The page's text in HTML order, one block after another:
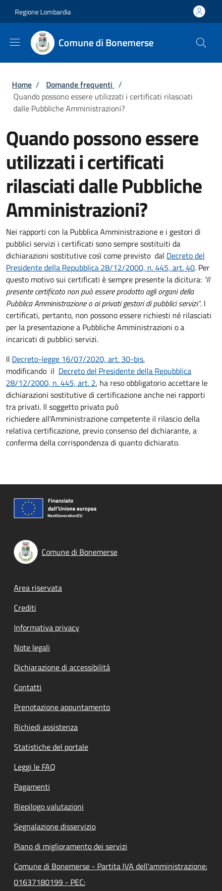
Regione Lombardia
Comune di Bonemerse
Briciole di pane
Home / Domande frequenti /
Quando possono essere utilizzati i certificati rilasciati
dalle Pubbliche Amministrazioni?
Quando possono essere
utilizzati i certificati
rilasciati dalle Pubbliche
Amministrazioni?
Nei rapporti con la Pubblica Amministrazione e i gestori di
pubblici servizi i certificati sono sempre sostituiti da
dichiarazioni sostitutive così come previsto dal Decreto del
Presidente della Repubblica 28/12/2000, n. 445, art. 40. Per
questo motivo sui certificati è sempre presente la dicitura: "Il
presente certificato non può essere prodotto agli organi della
Pubblica Amministrazione o ai privati gestori di pubblici servizi". I
certificati, pertanto, non possono essere richiesti né rilasciati
per la presentazione a Pubbliche Amministrazioni o a
incaricati di pubblici servizi.
Il Decreto-legge 16/07/2020, art. 30-bis,
modificando il Decreto del Presidente della Repubblica
28/12/2000, n. 445, art. 2, ha reso obbligatorio accettare le
dichiarazioni sostitutive di certificazione anche nei rapporti
tra privati. Il soggetto privato può
richiedere all'Amministrazione competente il rilascio della
relativa certificazione, previo consenso del dichiarante, a
conferma della corrispondenza di quanto dichiarato.
Comune di Bonemerse
Footer menu
Area riservata
Crediti
Informativa privacy
Note legali
Dichiarazione di accessibilità
Contatti
Prenotazione appuntamento
Richiedi assistenza
Statistiche del portale
Leggi le FAQ
Pagamenti
Riepilogo valutazioni
Segnalazione disservizio
Piano di miglioramento dei servizi
Comune di Bonemerse - Partita IVA dell'amministrazione:
01637180199 - PEC: